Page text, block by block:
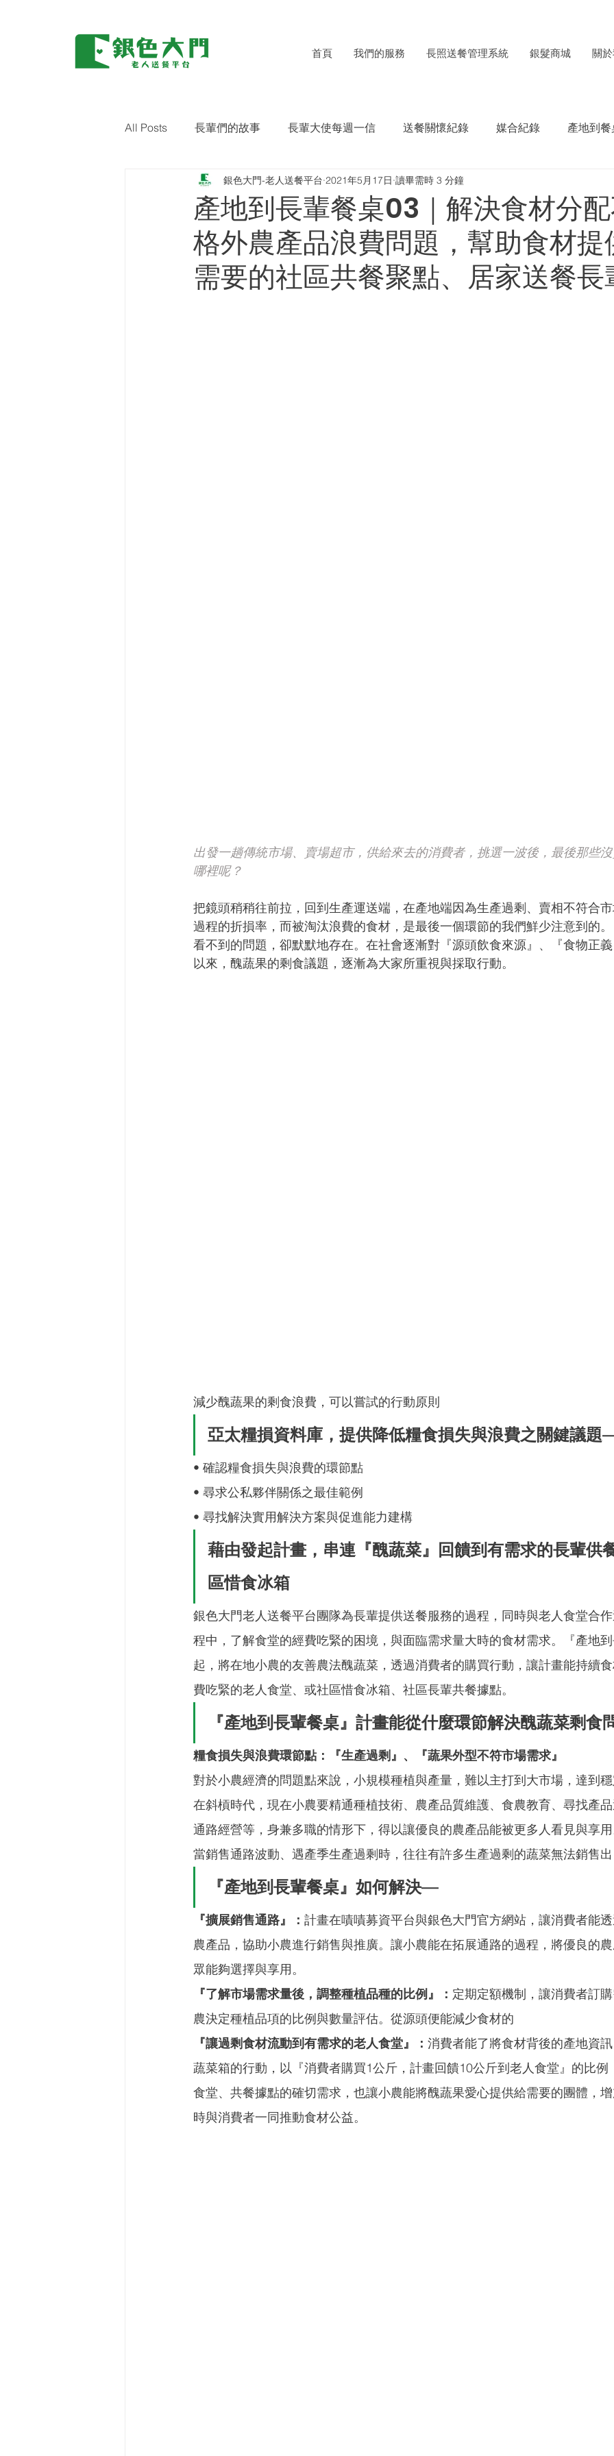
首頁 我們的服務 長照送餐管理系統 銀髮商城 關
All Posts 長輩們的故事 長輩大使每週一信 送餐關懷紀錄 媒合紀錄 產地到餐
環保｜零廢棄 藝術關懷 每月食材捐贈電子報 ESG成果紀錄
產地到長輩餐桌03｜解決食材分
格外農產品浪費問題，幫助食材提
需要的社區共餐聚點、居家送餐長
銀色大門-老人送餐平台 2021年5月17日 讀畢需時 3 分鐘
出發一趟傳統市場、賣場超市，供給來去的消費者，挑選一波後，最後那些
哪裡呢？
把鏡頭稍稍往前拉，回到生產運送端，在產地端因為生產過剩、賣相不符合
過程的折損率，而被淘汰浪費的食材，是最後一個環節的我們鮮少注意到的。
看不到的問題，卻默默地存在。在社會逐漸對『源頭飲食來源』、『食物正
以來，醜蔬果的剩食議題，逐漸為大家所重視與採取行動。
減少醜蔬果的剩食浪費，可以嘗試的行動原則
亞太糧損資料庫，提供降低糧食損失與浪費之關鍵議題
• 確認糧食損失與浪費的環節點
• 尋求公私夥伴關係之最佳範例
• 尋找解決實用解決方案與促進能力建構
藉由發起計畫，串連『醜蔬菜』回饋到有需求的長輩供
區惜食冰箱
銀色大門老人送餐平台團隊為長輩提供送餐服務的過程，同時與老人食堂合
程中，了解食堂的經費吃緊的困境，與面臨需求量大時的食材需求。『產地
起，將在地小農的友善農法醜蔬菜，透過消費者的購買行動，讓計畫能持續
費吃緊的老人食堂、或社區惜食冰箱、社區長輩共餐據點。
『產地到長輩餐桌』計畫能從什麼環節解決醜蔬菜剩食
糧食損失與浪費環節點：『生產過剩』、『蔬果外型不符市場需求』
對於小農經濟的問題點來說，小規模種植與產量，難以主打到大市場，達到
在斜槓時代，現在小農要精通種植技術、農產品質維護、食農教育、尋找產
通路經營等，身兼多職的情形下，得以讓優良的農產品能被更多人看見與享
當銷售通路波動、遇產季生產過剩時，往往有許多生產過剩的蔬菜無法銷售
『產地到長輩餐桌』如何解決—
『擴展銷售通路』： 計畫在嘖嘖募資平台與銀色大門官方網站，讓消費者能
農產品，協助小農進行銷售與推廣。讓小農能在拓展通路的過程，將優良的
眾能夠選擇與享用。
『了解市場需求量後，調整種植品種的比例』： 定期定額機制，讓消費者訂
農決定種植品項的比例與數量評估。從源頭便能減少食材的
『讓過剩食材流動到有需求的老人食堂』： 消費者能了將食材背後的產地資
蔬菜箱的行動，以『消費者購買1公斤，計畫回饋10公斤到老人食堂』的比例
食堂、共餐據點的確切需求，也讓小農能將醜蔬果愛心提供給需要的團體，
時與消費者一同推動食材公益。